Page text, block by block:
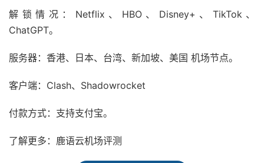
解锁情况：Netflix、HBO、Disney+、TikTok、
ChatGPT。
服务器：香港、日本、台湾、新加坡、美国 机场节点。
客户端：Clash、Shadowrocket
付款方式：支持支付宝。
了解更多：鹿语云机场评测